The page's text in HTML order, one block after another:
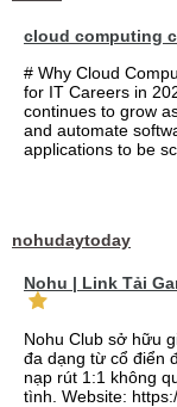
cloud computing
# Why Cloud
for IT Careers in
continues to grow
and automate
applications to be
nohudaytoday
Nohu | Link Tải
Nohu Club sở hữu
đa dạng từ cổ điển
nạp rút 1:1 không
tình. Website: